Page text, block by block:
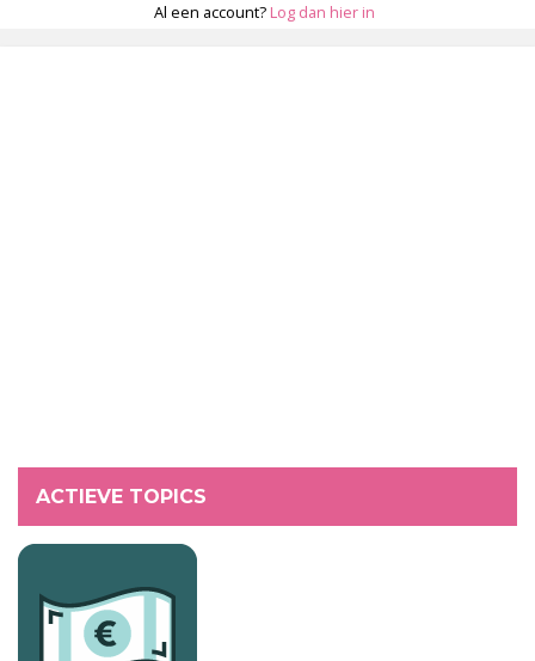
Al een account? Log dan hier in
ACTIEVE TOPICS